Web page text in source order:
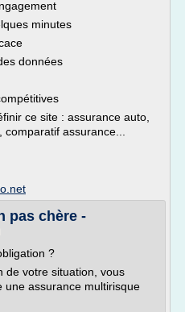
minutes
données
ce site : assurance auto,
assurance...
pas chère -
?
de votre situation, vous
une assurance multirisque